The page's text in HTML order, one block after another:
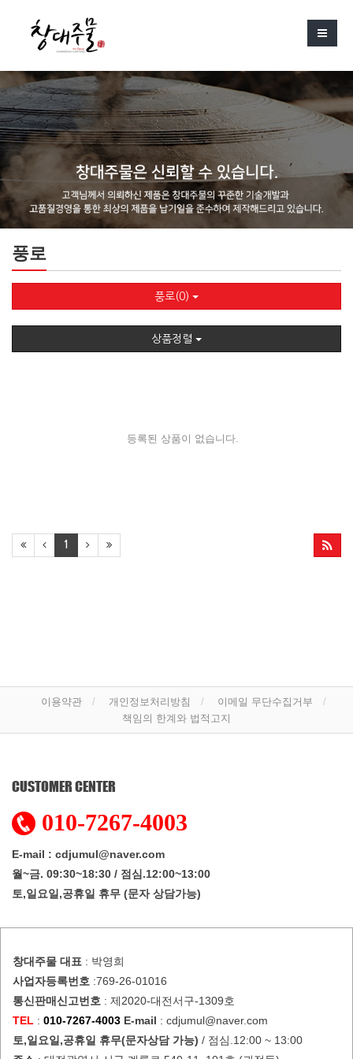
풍로
풍로(0)
상품정렬
등록된 상품이 없습니다.
1
이용약관 개인정보처리방침
이메일 무단수집거부
책임의 한계와 법적고지
CUSTOMER CENTER
010-7267-4003
E-mail : cdjumul@naver.com
월~금. 09:30~18:30 / 점심.12:00~13:00
토,일요일,공휴일 휴무 (문자 상담가능)
창대주물 대표 : 박영희
사업자등록번호 :769-26-01016
통신판매신고번호 : 제2020-대전서구-1309호
TEL : 010-7267-4003 E-mail : cdjumul@naver.com
토,일요일,공휴일 휴무(문자상담 가능) / 점심.12:00 ~ 13:00